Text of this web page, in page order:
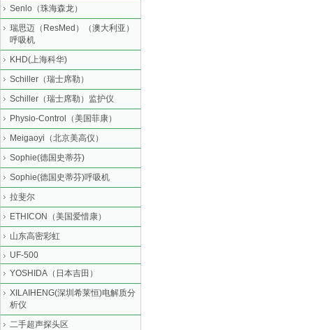
Senlo（珠海森龙）
瑞思迈（ResMed）（澳大利亚）
呼吸机
KHD(上海科华)
Schiller（瑞士席勒）
Schiller（瑞士席勒）监护仪
Physio-Control（美国菲康）
Meigaoyi（北京美高仪）
Sophie(德国史蒂芬)
Sophie(德国史蒂芬)呼吸机
拉斐尔
ETHICON（美国爱惜康）
山东高密彩虹
UF-500
YOSHIDA（日本吉田）
XILAIHENG(深圳希莱恒)电解质分
析仪
二手超声探头区